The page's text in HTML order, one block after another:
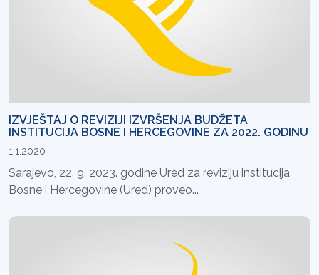
IZVJEŠTAJ O REVIZIJI IZVRŠENJA BUDŽETA
INSTITUCIJA BOSNE I HERCEGOVINE ZA 2022. GODINU
1.1.2020
Sarajevo, 22. 9. 2023. godine Ured za reviziju institucija
Bosne i Hercegovine (Ured) proveo...